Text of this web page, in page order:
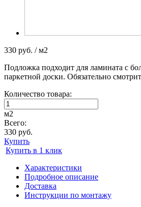
330 руб. / м2
Подложка подходит для ламината с
паркетной доски. Обязательно
Количество товара:
м2
Всего:
330 руб.
Купить
Купить в 1 клик
Характеристики
Подробное описание
Доставка
Инструкции по монтажу